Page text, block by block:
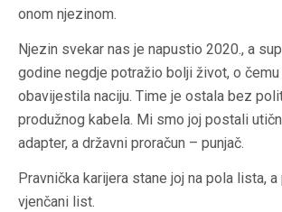
onom njezinom.
Njezin svekar nas je napustio 2020., a
godine negdje potražio bolji život, o čemu
obavijestila naciju. Time je ostala bez
produžnog kabela. Mi smo joj postali
adapter, a državni proračun – punjač.
Pravnička karijera stane joj na pola lista,
vjenčani list.